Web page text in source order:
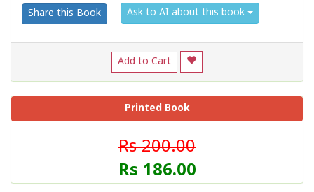
Share this Book Ask to AI about this book
Add to Cart
Printed Book
Rs 200.00
Rs 186.00